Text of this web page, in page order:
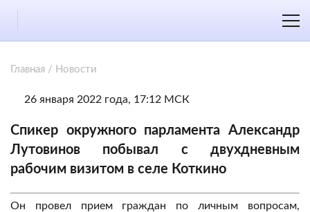
Главная / Новости
26 января 2022 года, 17:12 МСК
Спикер окружного парламента Александр
Лутовинов побывал с двухдневным
рабочим визитом в селе Коткино
Он провел прием граждан по личным вопросам,